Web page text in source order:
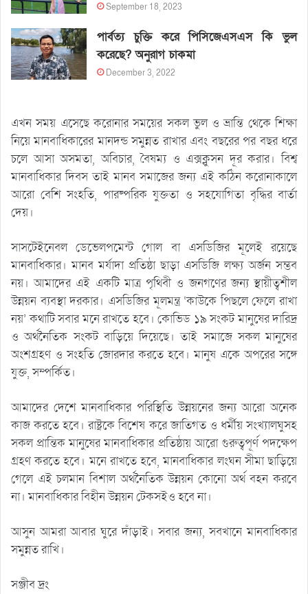
September 18, 2023
পার্বত্য চুক্তি করে পিসিজেএসএস কি ভুল
করেছে? অনুরাগ চাকমা
December 3, 2022
এখন সময় এসেছে করোনার সময়ের সকল ভুল ও ভ্রান্তি থেকে শিক্ষা
নিয়ে মানবাধিকারের মানদন্ড সমুন্নত রাখার এবং বছরের পর বছর ধরে
চলে আসা অসমতা, অবিচার, বৈষম্য ও এক্সক্লুসন দূর করার। বিশ্ব
মানবাধিকার দিবস তাই মানব সমাজের জন্য এই কঠিন করোনাকালে
আরো বেশি সংহতি, পারষ্পরিক যুক্ততা ও সহযোগিতা বৃদ্ধির বার্তা
দেয়।
সাসটেইনেবল ডেভেলপমেন্ট গোল বা এসডিজির মূলেই রয়েছে
মানবাধিকার। মানব মর্যাদা প্রতিষ্ঠা ছাড়া এসডিজি লক্ষ্য অর্জন সম্ভব
নয়। আমাদের এই একটি মাত্র পৃথিবী ও জনগণের জন্য স্থায়ীত্বশীল
উন্নয়ন ব্যবস্থা দরকার। এসডিজির মূলমন্ত্র ‘কাউকে পিছলে ফেলে রাখা
নয়’ কথাটি সবার মনে রাখতে হবে। কোভিড ১৯ সংকট মানুষের দারিদ্র
ও অর্থনৈতিক সংকট বাড়িয়ে দিয়েছে। তাই সমাজে সকল মানুষের
অংশগ্রহণ ও সংহতি জোরদার করতে হবে। মানুষ একে অপরের সঙ্গে
যুক্ত, সম্পর্কিত।
আমাদের দেশে মানবাধিকার পরিস্থিতি উন্নয়নের জন্য আরো অনেক
কাজ করতে হবে। রাষ্ট্রকে বিশেষ করে জাতিগত ও ধর্মীয় সংখ্যালঘুসহ
সকল প্রান্তিক মানুষের মানবাধিকার প্রতিষ্ঠায় আরো গুরুত্বপূর্ণ পদক্ষেপ
গ্রহণ করতে হবে। মনে রাখতে হবে, মানবাধিকার লংঘন সীমা ছাড়িয়ে
গেলে এই চলমান বিশাল অর্থনৈতিক উন্নয়ন কোনো অর্থ বহন করবে
না। মানবাধিকার বিহীন উন্নয়ন টেকসইও হবে না।
আসুন আমরা আবার ঘুরে দাঁড়াই। সবার জন্য, সবখানে মানবাধিকার
সমুন্নত রাখি।
সঞ্জীব দ্রং